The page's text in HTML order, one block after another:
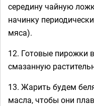
середину чайную
начинку
мяса).
12. Готовые пирожки
смазанную
13. Жарить будем
масла, чтобы они